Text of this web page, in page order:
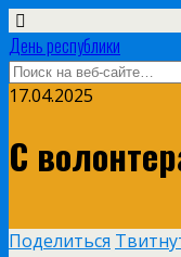
День республики
17.04.2025
С
Поделиться